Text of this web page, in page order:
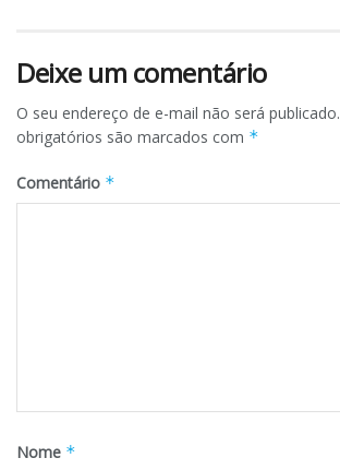
Deixe um comentário
O seu endereço de e-mail não será publicado.
obrigatórios são marcados com *
Comentário *
Nome *